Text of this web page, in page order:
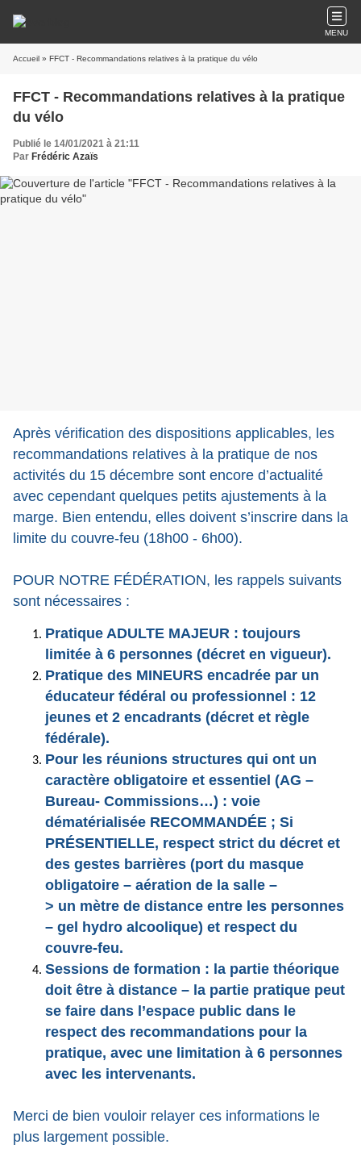
MENU
Accueil » FFCT - Recommandations relatives à la pratique du vélo
FFCT - Recommandations relatives à la pratique
du vélo
Publié le 14/01/2021 à 21:11
Par Frédéric Azaïs
Après vérification des dispositions applicables, les
recommandations relatives à la pratique de nos
activités du 15 décembre sont encore d’actualité
avec cependant quelques petits ajustements à la
marge. Bien entendu, elles doivent s’inscrire dans la
limite du couvre-feu (18h00 - 6h00).
POUR NOTRE FÉDÉRATION, les rappels suivants
sont nécessaires :
Pratique ADULTE MAJEUR : toujours
limitée à 6 personnes (décret en vigueur).
Pratique des MINEURS encadrée par un
éducateur fédéral ou professionnel : 12
jeunes et 2 encadrants (décret et règle
fédérale).
Pour les réunions structures qui ont un
caractère obligatoire et essentiel (AG –
Bureau- Commissions…) : voie
dématérialisée RECOMMANDÉE ; Si
PRÉSENTIELLE, respect strict du décret et
des gestes barrières (port du masque
obligatoire – aération de la salle –
> un mètre de distance entre les personnes
– gel hydro alcoolique) et respect du
couvre-feu.
Sessions de formation : la partie théorique
doit être à distance – la partie pratique peut
se faire dans l’espace public dans le
respect des recommandations pour la
pratique, avec une limitation à 6 personnes
avec les intervenants.
Merci de bien vouloir relayer ces informations le
plus largement possible.